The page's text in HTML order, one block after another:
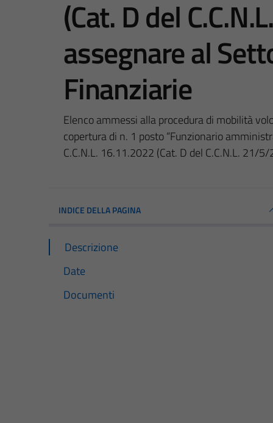
(Cat. D del
assegnare al
Finanziarie
Elenco ammessi alla procedura di mobilità
copertura di n. 1 posto “Funzionario
C.C.N.L. 16.11.2022 (Cat. D del C.C.N.L. 21/
INDICE DELLA PAGINA
Descrizione
Date
Documenti